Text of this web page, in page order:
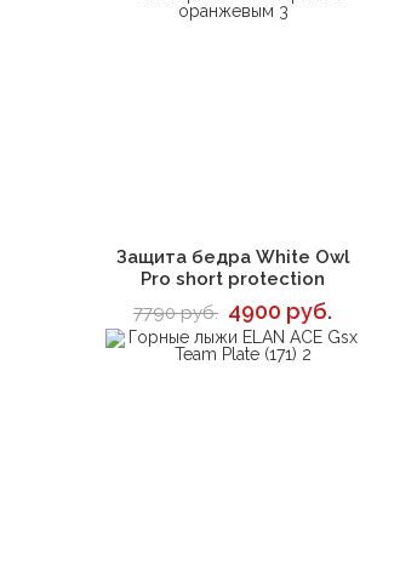
В корзину
Защита бедра White Owl
Pro short protection
7790 руб. 4900 руб.